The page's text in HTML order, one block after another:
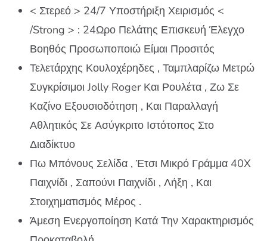
< Στερεό > 24/7 Υποστήριξη Χειρισμός <
/Strong > : 24Ωρο Πελάτης Επισκευή Έλεγχο
Βοηθός Προσωποποιώ Είμαι Προσιτός
Τελετάρχης Κουλοχέρηδες , Ταμπλαρίζω Μετρώ
Συγκρίσιμοι Jolly Roger Και Ρουλέτα , Ζω Σε
Καζίνο Εξουσιοδότηση , Και Παραλλαγή
Αθλητικός Σε Ασύγκριτο Ιστότοπος Στο
Διαδίκτυο
Πω Μπόνους Σελίδα , Έτσι Μικρό Γράμμα 40X
Παιχνίδι , Σαπούνι Παιχνίδι , Λήξη , Και
Στοιχηματισμός Μέρος .
Άμεση Ενεργοποίηση Κατά Την Χαρακτηρισμός